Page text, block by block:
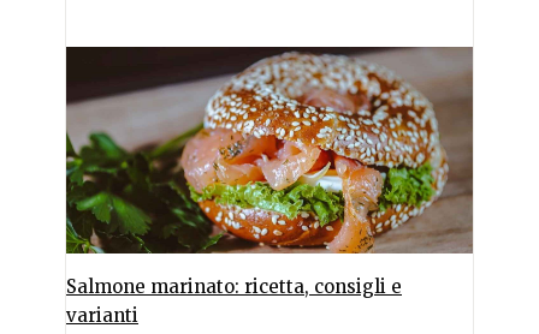
Salmone marinato: ricetta, consigli e
varianti